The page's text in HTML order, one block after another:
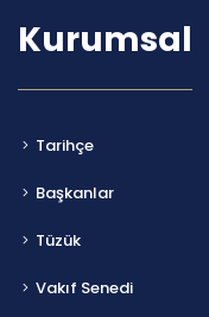
Kurumsal
Tarihçe
Başkanlar
Tüzük
Vakıf Senedi